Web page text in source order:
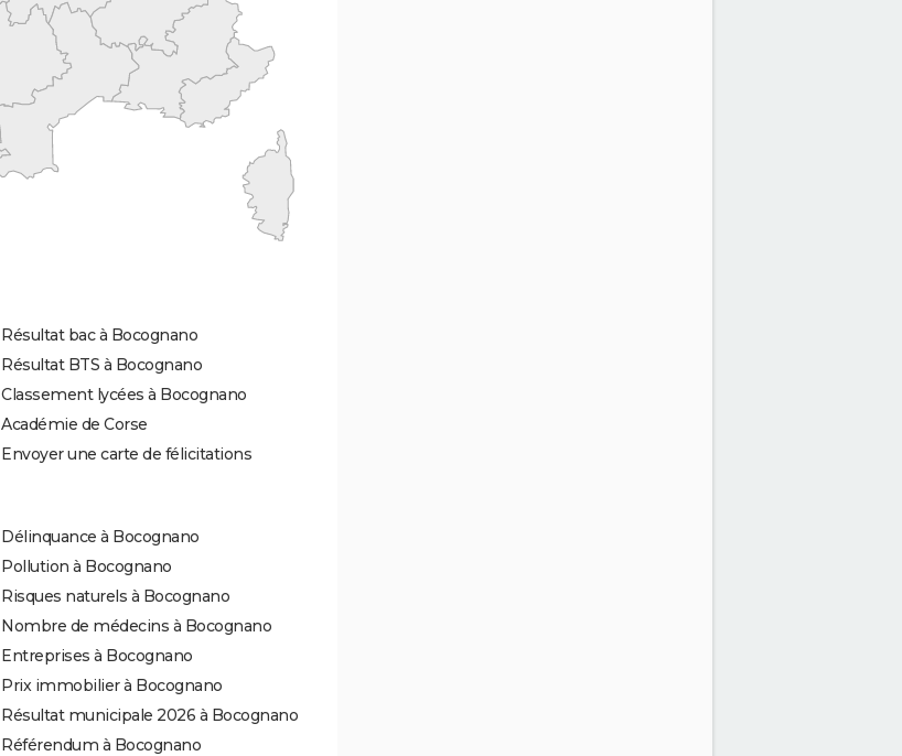
Résultat bac à Bocognano
Résultat BTS à Bocognano
Classement lycées à Bocognano
Académie de Corse
Envoyer une carte de félicitations
Délinquance à Bocognano
Pollution à Bocognano
Risques naturels à Bocognano
Nombre de médecins à Bocognano
Entreprises à Bocognano
Prix immobilier à Bocognano
Résultat municipale 2026 à Bocognano
Référendum à Bocognano